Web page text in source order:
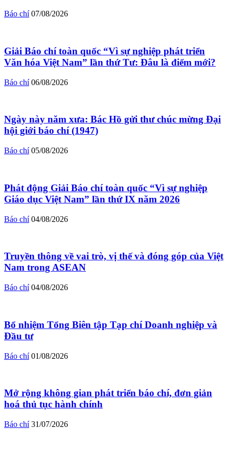
Báo chí 07/08/2026
Giải Báo chí toàn quốc “Vì sự nghiệp phát triển
Văn hóa Việt Nam” lần thứ Tư: Đâu là điểm mới?
Báo chí 06/08/2026
Ngày này năm xưa: Bác Hồ gửi thư chúc mừng Đại
hội giới báo chí (1947)
Báo chí 05/08/2026
Phát động Giải Báo chí toàn quốc “Vì sự nghiệp
Giáo dục Việt Nam” lần thứ IX năm 2026
Báo chí 04/08/2026
Truyền thông về vai trò, vị thế và đóng góp của Việt
Nam trong ASEAN
Báo chí 04/08/2026
Bổ nhiệm Tổng Biên tập Tạp chí Doanh nghiệp và
Đầu tư
Báo chí 01/08/2026
Mở rộng không gian phát triển báo chí, đơn giản
hoá thủ tục hành chính
Báo chí 31/07/2026